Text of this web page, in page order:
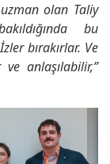
uzman olan Taliy
bu
bırakırlar. Ve
anlaşılabilir,”